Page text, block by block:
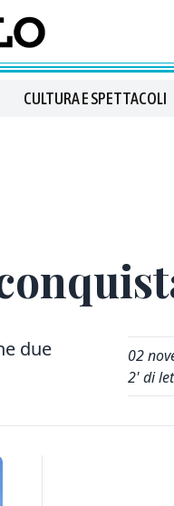
CULTURA E SPETTACOLI
due
02
2' di